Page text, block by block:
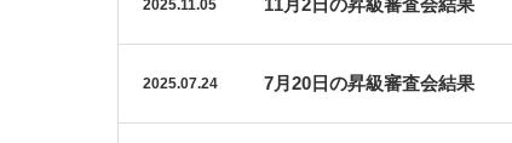
2025.11.05 11月2日の昇級審査会結果
2025.07.24 7月20日の昇級審査会結果